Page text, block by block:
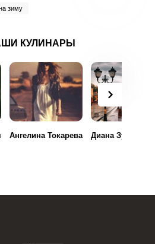
зиму
КУЛИНАРЫ
Ангелина Токарева Диана Зубова